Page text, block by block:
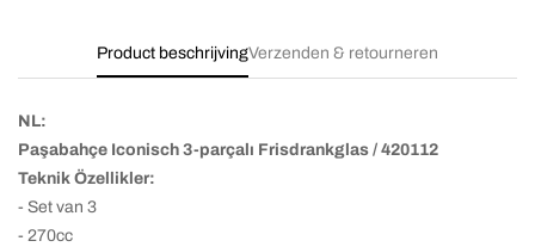
Product beschrijvingVerzenden & retourneren
NL:
Paşabahçe Iconisch 3-parçalı Frisdrankglas / 420112
Teknik Özellikler:
- Set van 3
- 270cc